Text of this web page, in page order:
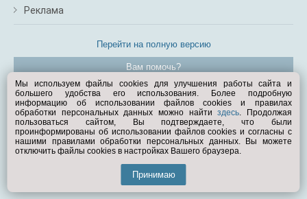
Реклама
Перейти на полную версию
Вам помочь?
© Exist.ru 1998—2026
Мы используем файлы cookies для улучшения работы сайта и
большего удобства его использования. Более подробную
информацию об использовании файлов cookies и правилах
обработки персональных данных можно найтиздесь. Продолжая
пользоваться сайтом, Вы подтверждаете, что были
проинформированы об использовании файлов cookies и согласны с
нашими правилами обработки персональных данных. Вы можете
отключить файлы cookies в настройках Вашего браузера.
Принимаю